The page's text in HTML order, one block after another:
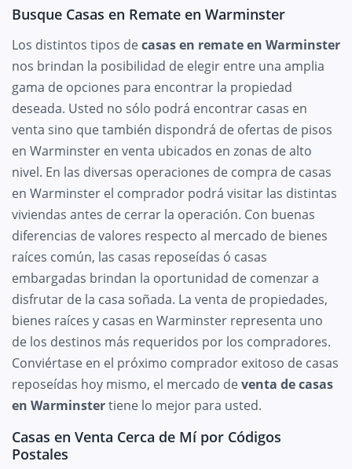
Busque Casas en Remate en Warminster
Los distintos tipos decasas en remate en Warminster
nos brindan la posibilidad de elegir entre una amplia
gama de opciones para encontrar la propiedad
deseada. Usted no sólo podrá encontrar casas en
venta sino que también dispondrá de ofertas de pisos
en Warminster en venta ubicados en zonas de alto
nivel. En las diversas operaciones de compra de casas
en Warminster el comprador podrá visitar las distintas
viviendas antes de cerrar la operación. Con buenas
diferencias de valores respecto al mercado de bienes
raíces común, las casas reposeídas ó casas
embargadas brindan la oportunidad de comenzar a
disfrutar de la casa soñada. La venta de propiedades,
bienes raíces y casas en Warminster representa uno
de los destinos más requeridos por los compradores.
Conviértase en el próximo comprador exitoso de casas
reposeídas hoy mismo, el mercado deventa de casas
en Warminstertiene lo mejor para usted.
Casas en Venta Cerca de Mí por Códigos
Postales